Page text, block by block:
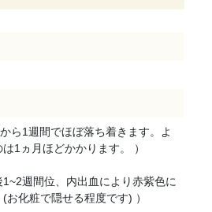
ら1週間でほぼ落ち着きます。よ
1ヵ月ほどかかります。 ）
週間位、内出血により赤紫色に
お化粧で隠せる程度です) ）